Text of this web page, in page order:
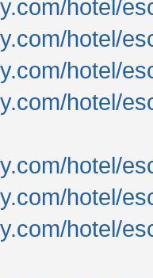
hotel/
hotel/
hotel/
hotel/
hotel/
hotel/
hotel/